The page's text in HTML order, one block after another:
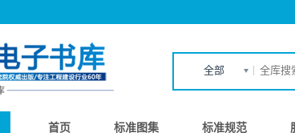
全部
首页 标准图集 标准规范